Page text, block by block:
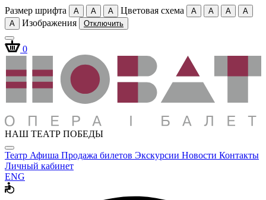
Размер шрифта A A A Цветовая схема A A A
A
A
Изображения Отключить
0
НАШ ТЕАТР ПОБЕДЫ
Театр Афиша Продажа билетов Экскурсии Новости Контакты
Личный кабинет
ENG